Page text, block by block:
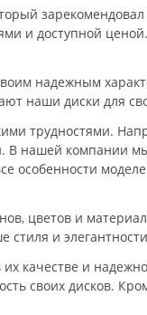
и доступной
надежным
наши диски для
трудностями.
В нашей компании
цветов и
стиля и
качестве и
своих дисков.